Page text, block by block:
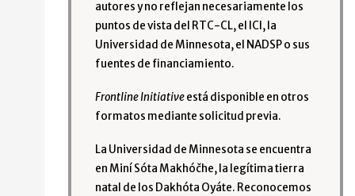
autores y no reflejan necesariamente los
puntos de vista del RTC-CL, el ICI, la
Universidad de Minnesota, el NADSP o sus
fuentes de financiamiento.
Frontline Initiativeestá disponible en otros
formatos mediante solicitud previa.
La Universidad de Minnesota se encuentra
en Miní Sóta Makhóčhe, la legítima tierra
natal de los Dakhóta Oyáte. Reconocemos